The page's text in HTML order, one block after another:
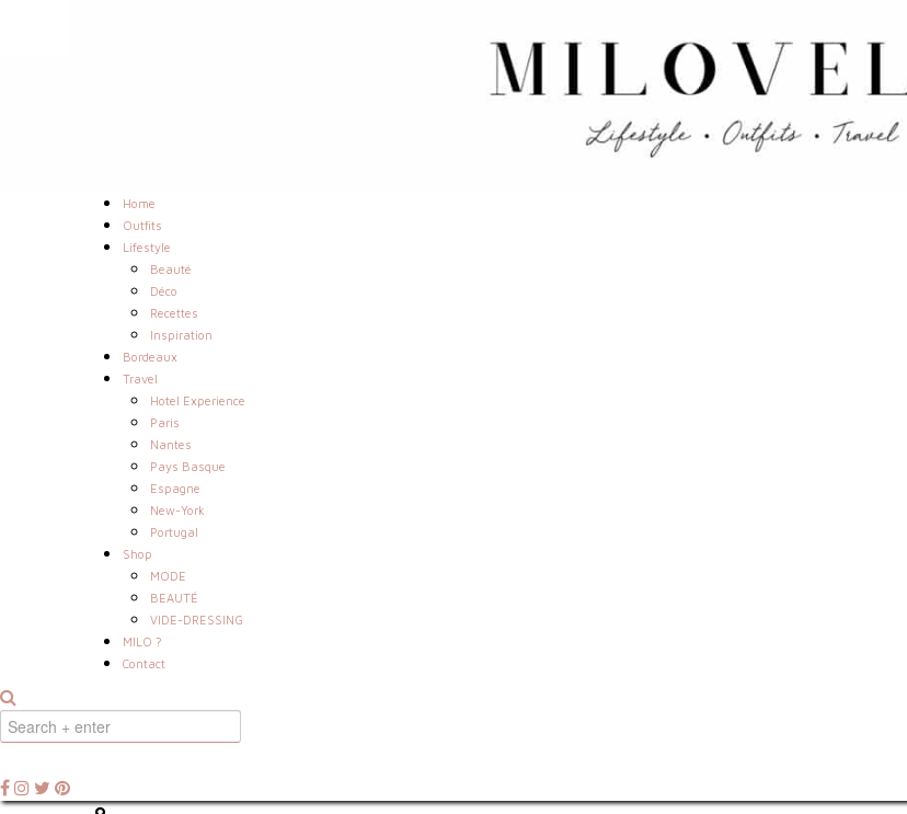
Home
Outfits
Lifestyle
Beauté
Déco
Recettes
Inspiration
Bordeaux
Travel
Hotel Experience
Paris
Nantes
Pays Basque
Espagne
New-York
Portugal
Shop
MODE
BEAUTÉ
VIDE-DRESSING
MILO ?
Contact